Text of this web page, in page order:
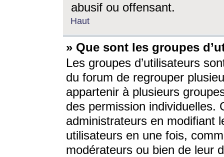
abusif ou offensant.
Haut
» Que sont les groupes
Les groupes d’utilisateurs
du forum de regrouper
appartenir à plusieurs
des permission individuelles.
administrateurs en modifiant
utilisateurs en une fois,
modérateurs ou bien de leur